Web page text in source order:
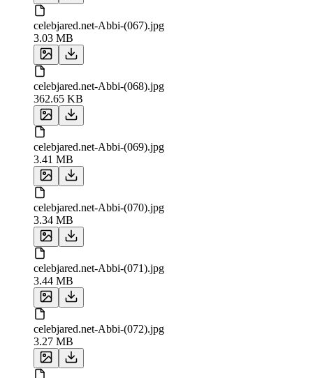
celebjared.net-Abbi-(067).jpg
3.03 MB
celebjared.net-Abbi-(068).jpg
362.65 KB
celebjared.net-Abbi-(069).jpg
3.41 MB
celebjared.net-Abbi-(070).jpg
3.34 MB
celebjared.net-Abbi-(071).jpg
3.44 MB
celebjared.net-Abbi-(072).jpg
3.27 MB